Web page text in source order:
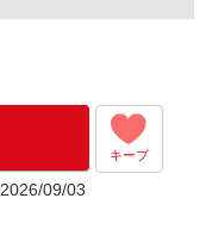
している場合もござい
キープ
09/03